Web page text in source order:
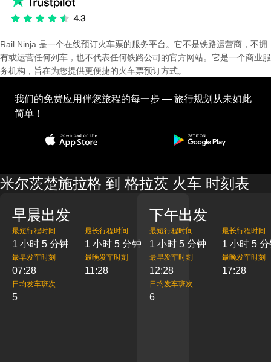
Rail Ninja 是一个在线预订火车票的服务平台。它不是铁路运营商，不拥
有或运营任何列车，也不代表任何铁路公司的官方网站。它是一个商业服
务机构，旨在为您提供更便捷的火车票预订方式。
我们的免费应用伴您旅程的每一步 — 旅行规划从未如此
简单！
米尔茨楚施拉格 到 格拉茨 火车 时刻表
早晨出发
最短行程时间
1 小时 5 分钟
最长行程时间
1 小时 5 分钟
最早发车时刻
07:28
最晚发车时刻
11:28
日均发车班次
5
下午出发
最短行程时间
1 小时 5 分钟
最长行程时间
1 小时 5
最早发车时刻
12:28
最晚发车时刻
17:28
日均发车班次
6